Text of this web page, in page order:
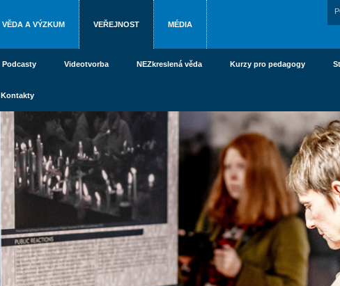
VĚDA A VÝZKUM VEŘEJNOST MÉDIA
Podcasty Videotvorba NEZkreslená věda Kurzy pro pedagogy
Kontakty